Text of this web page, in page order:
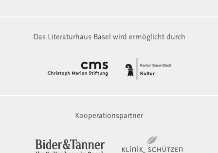
Das Literaturhaus Basel wird ermöglicht durch
Kooperationspartner